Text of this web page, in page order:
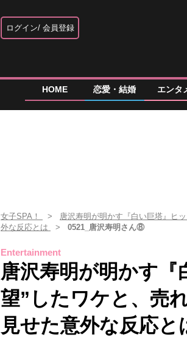
ログイン 会員登録
HOME 恋愛・結婚 エンタ
女子SPA！
唐沢寿明が明かす『白い巨塔』ヒ
外な反応とは
0521_唐沢寿明さん⑧
Entertainment
唐沢寿明が明かす
望”したワケと、売
見せた意外な反応と